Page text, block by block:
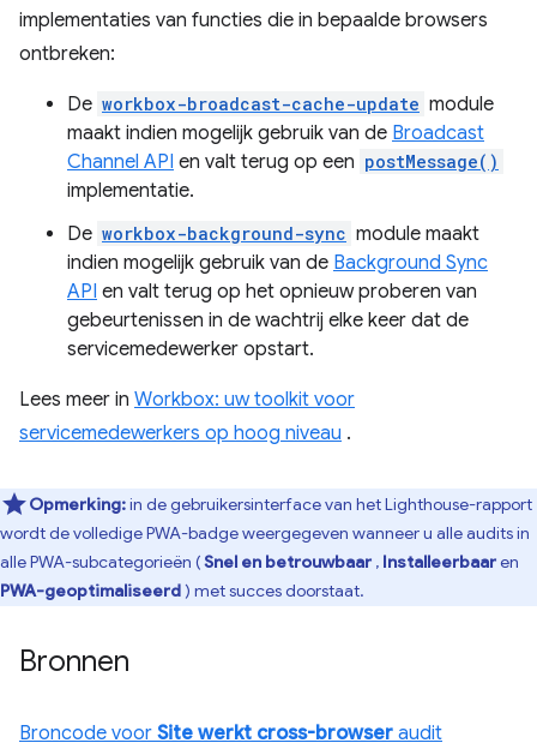
implementaties van functies die in bepaalde browsers
ontbreken:
De workbox-broadcast-cache-update module
maakt indien mogelijk gebruik van de Broadcast
Channel API en valt terug op een postMessage()
implementatie.
De workbox-background-sync module maakt
indien mogelijk gebruik van de Background Sync
API en valt terug op het opnieuw proberen van
gebeurtenissen in de wachtrij elke keer dat de
servicemedewerker opstart.
Lees meer in Workbox: uw toolkit voor
servicemedewerkers op hoog niveau .
Opmerking:in de gebruikersinterface van het Lighthouse-rapport
wordt de volledige PWA-badge weergegeven wanneer u alle audits in
alle PWA-subcategorieën (Snel en betrouwbaar , Installeerbaaren
PWA-geoptimaliseerd) met succes doorstaat.
Bronnen
Broncode voor Site werkt cross-browser audit